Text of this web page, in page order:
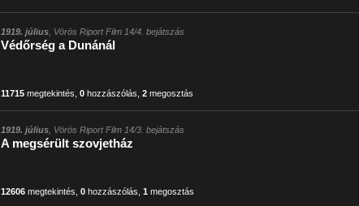
1919. július, Vörös Riport Film 14/4. bejátszás
Védőrség a Dunánál
11715megtekintés 0hozzászólás 2megosztás
1919. július, Vörös Riport Film 14/3. bejátszás
A megsérült szovjetház
12606megtekintés 0hozzászólás 1 megosztás